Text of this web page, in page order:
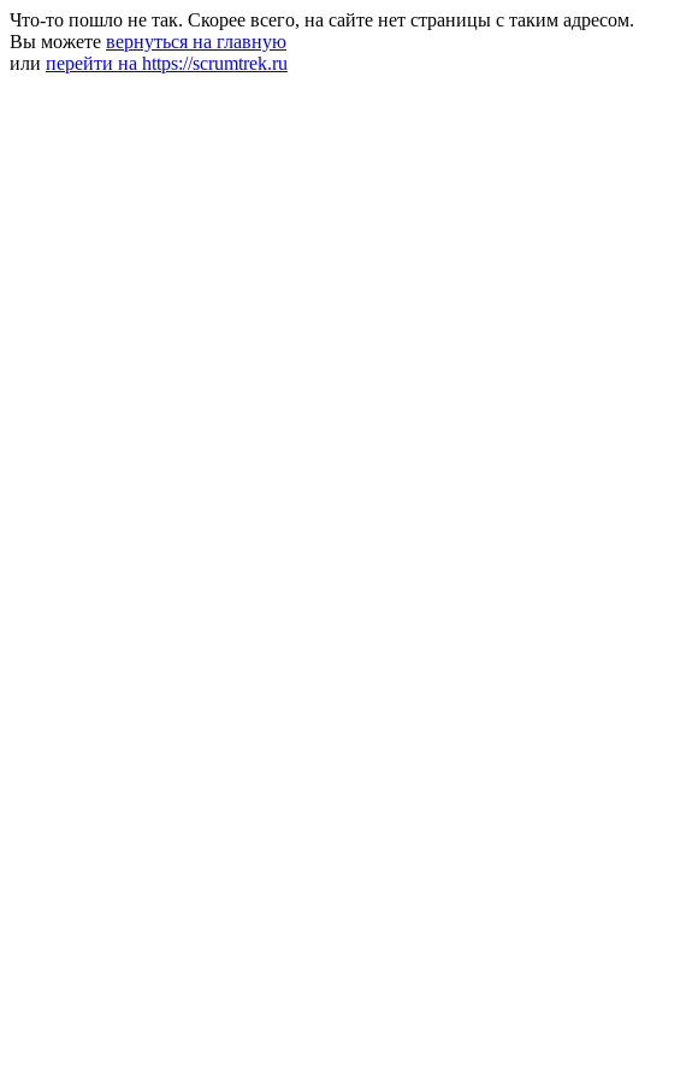
Что-то пошло не так. Скорее всего, на сайте нет страницы с таким адресом.
Вы можете вернуться на главную
или перейти на https://scrumtrek.ru